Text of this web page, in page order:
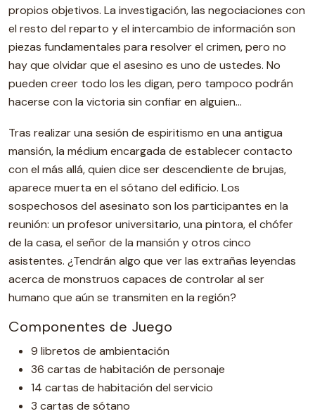
propios objetivos. La investigación, las negociaciones con
el resto del reparto y el intercambio de información son
piezas fundamentales para resolver el crimen, pero no
hay que olvidar que el asesino es uno de ustedes. No
pueden creer todo los les digan, pero tampoco podrán
hacerse con la victoria sin confiar en alguien…
Tras realizar una sesión de espiritismo en una antigua
mansión, la médium encargada de establecer contacto
con el más allá, quien dice ser descendiente de brujas,
aparece muerta en el sótano del edificio. Los
sospechosos del asesinato son los participantes en la
reunión: un profesor universitario, una pintora, el chófer
de la casa, el señor de la mansión y otros cinco
asistentes. ¿Tendrán algo que ver las extrañas leyendas
acerca de monstruos capaces de controlar al ser
humano que aún se transmiten en la región?
Componentes de Juego
9 libretos de ambientación
36 cartas de habitación de personaje
14 cartas de habitación del servicio
3 cartas de sótano